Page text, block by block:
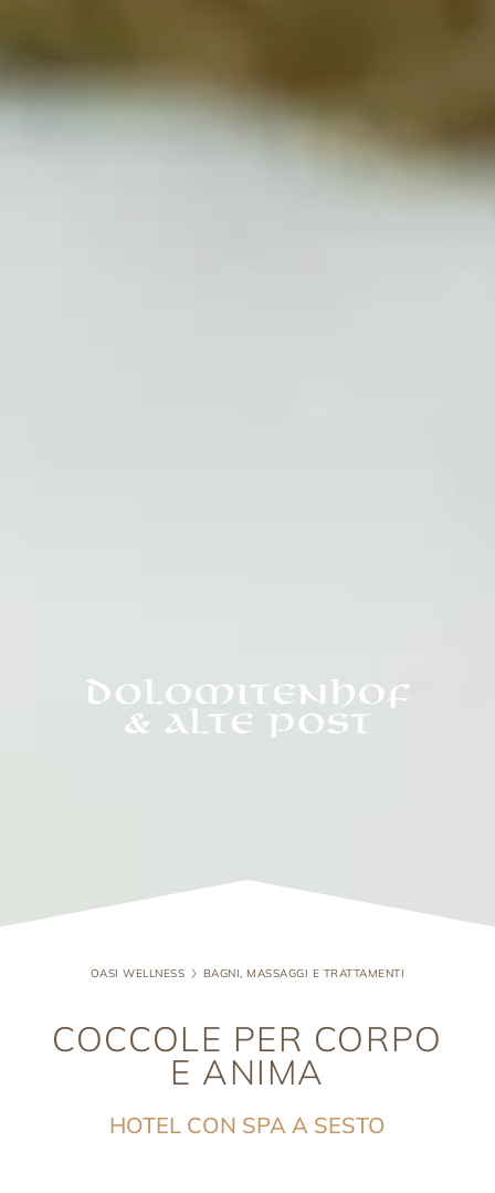
OASI WELLNESS BAGNI, MASSAGGI E TRATTAMENTI
COCCOLE PER CORPO
E ANIMA
HOTEL CON SPA A SESTO